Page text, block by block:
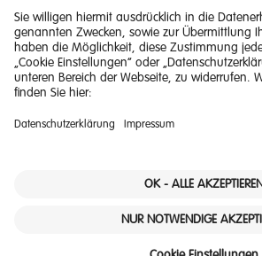
Downloads
© 2026 Energie Steiermark